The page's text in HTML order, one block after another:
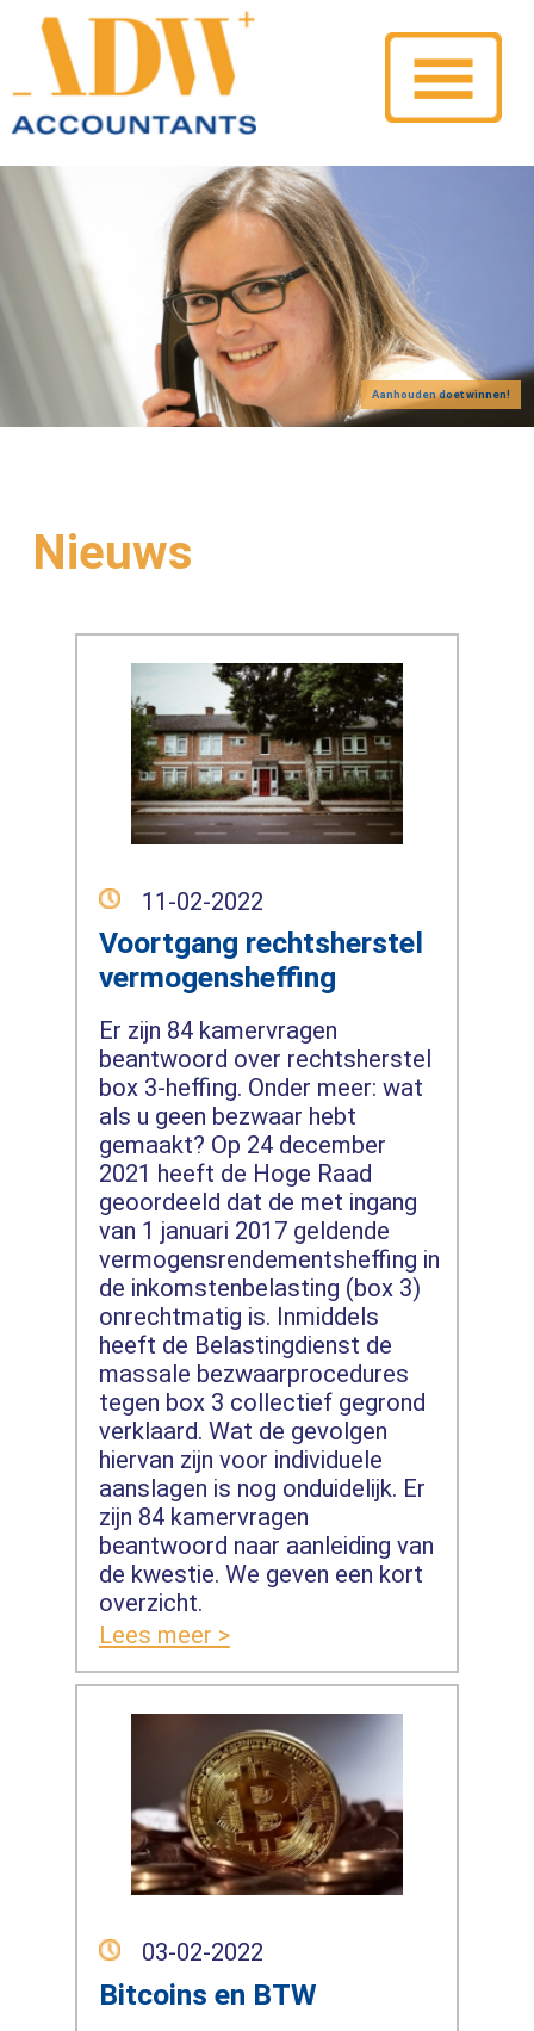
Aanhouden doet winnen!
Nieuws
11-02-2022
Voortgang rechtsherstel
vermogensheffing
Er zijn 84 kamervragen
beantwoord over rechtsherstel
box 3-heffing. Onder meer: wat
als u geen bezwaar hebt
gemaakt? Op 24 december
2021 heeft de Hoge Raad
geoordeeld dat de met ingang
van 1 januari 2017 geldende
vermogensrendementsheffing in
de inkomstenbelasting (box 3)
onrechtmatig is. Inmiddels
heeft de Belastingdienst de
massale bezwaarprocedures
tegen box 3 collectief gegrond
verklaard. Wat de gevolgen
hiervan zijn voor individuele
aanslagen is nog onduidelijk. Er
zijn 84 kamervragen
beantwoord naar aanleiding van
de kwestie. We geven een kort
overzicht.
Lees meer >
03-02-2022
Bitcoins en BTW